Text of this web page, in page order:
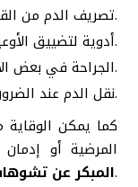
تصريف الدم من القضيب باستخدام الإبر.
أدوية لتضييق الأوعية الدموية وتقليل تدفق الدم.
الجراحة في بعض الأحيان لتجنب المضاعفات.
نقل الدم عند الضرورة.
كما يمكن
المرضية أو إدمان
المبكر عن.